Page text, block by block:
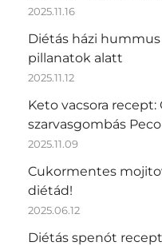
2025.11.16
Diétás házi
pillanatok alatt
2025.11.12
Keto vacsora recept:
szarvasgombás
2025.11.09
Cukormentes
diétád!
2025.06.12
Diétás spenót